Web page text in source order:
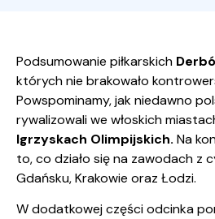
Podsumowanie piłkarskich
których nie brakowało
Powspominamy, jak niedawno
rywalizowali we włoskich
Igrzyskach Olimpijskich. Na
to, co działo się na zawodach z
Gdańsku, Krakowie oraz Łodzi.
W dodatkowej części odcinka